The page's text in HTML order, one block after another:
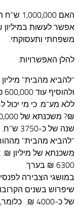
האם
אפשר לעשות במיליון
משפחתי ותעסוקתי.
להלן האפשרויות:
"להביא מהבית"
ללא מע"מ. כי מי יכול
שנה של כ-3750 ש"ח.
6300 ₪ בערך.
במושגי הצבירה
שיפרוש בשנים
של כ-4000